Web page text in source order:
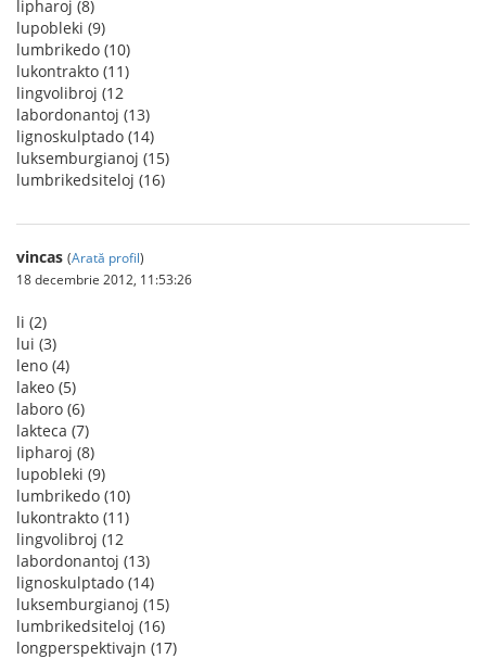
lipharoj (8)
lupobleki (9)
lumbrikedo (10)
lukontrakto (11)
lingvolibroj (12
labordonantoj (13)
lignoskulptado (14)
luksemburgianoj (15)
lumbrikedsiteloj (16)
vincas (Arată profil)
18 decembrie 2012, 11:53:26
li (2)
lui (3)
leno (4)
lakeo (5)
laboro (6)
lakteca (7)
lipharoj (8)
lupobleki (9)
lumbrikedo (10)
lukontrakto (11)
lingvolibroj (12
labordonantoj (13)
lignoskulptado (14)
luksemburgianoj (15)
lumbrikedsiteloj (16)
longperspektivajn (17)